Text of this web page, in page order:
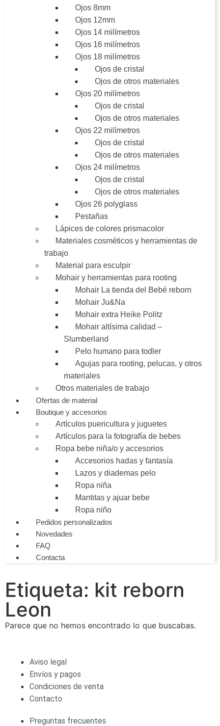
Ojos 8mm
Ojos 12mm
Ojos 14 milímetros
Ojos 16 milímetros
Ojos 18 milímetros
Ojos de cristal
Ojos de otros materiales
Ojos 20 milímetros
Ojos de cristal
Ojos de otros materiales
Ojos 22 milímetros
Ojos de cristal
Ojos de otros materiales
Ojos 24 milímetros
Ojos de cristal
Ojos de otros materiales
Ojos 26 polyglass
Pestañas
Lápices de colores prismacolor
Materiales cosméticos y herramientas de
trabajo
Material para esculpir
Mohair y herramientas para rooting
Mohair La tienda del Bebé reborn
Mohair Ju&Na
Mohair extra Heike Politz
Mohair altísima calidad –
Slumberland
Pelo humano para todler
Agujas para rooting, pelucas, y otros
materiales
Otros materiales de trabajo
Ofertas de material
Boutique y accesorios
Artículos puericultura y juguetes
Artículos para la fotografía de bebes
Ropa bebe niña/o y accesorios
Accesorios hadas y fantasía
Lazos y diademas pelo
Ropa niña
Mantitas y ajuar bebe
Ropa niño
Pedidos personalizados
Novedades
FAQ
Contacta
Etiqueta: kit reborn
Leon
Parece que no hemos encontrado lo que buscabas.
Aviso legal
Envíos y pagos
Condiciones de venta
Contacto
Preguntas frecuentes